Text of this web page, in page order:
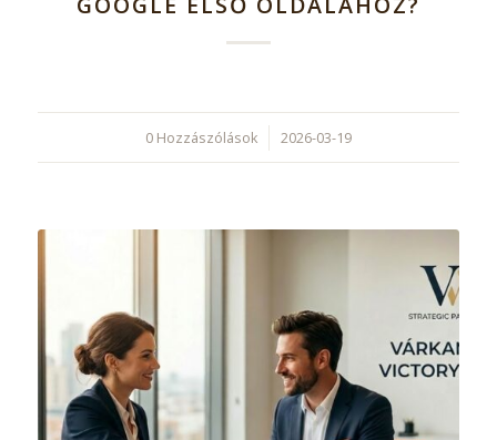
0 Hozzászólások
/ 2026-03-19